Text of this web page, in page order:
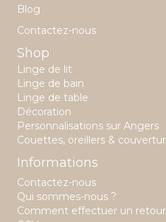
Blog
Contactez-nous
Shop
Linge de lit
Linge de bain
Linge de table
Décoration
Personnalisations sur Angers
Couettes, oreillers &
Informations
Contactez-nous
Qui sommes-nous ?
Comment effectuer un